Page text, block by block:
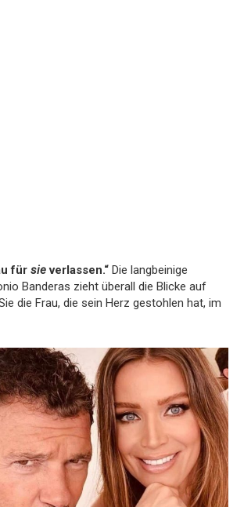
für sieverlassen.“ Die langbeinige
Banderas zieht überall die Blicke auf
die Frau, die sein Herz gestohlen hat, im